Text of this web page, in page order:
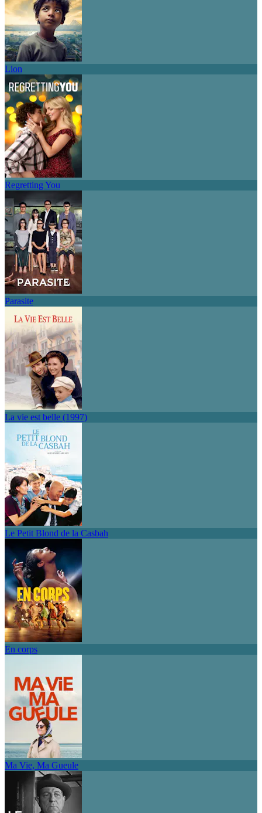
Lion
Regretting You
Parasite
La vie est belle (1997)
Le Petit Blond de la Casbah
En corps
Ma Vie, Ma Gueule